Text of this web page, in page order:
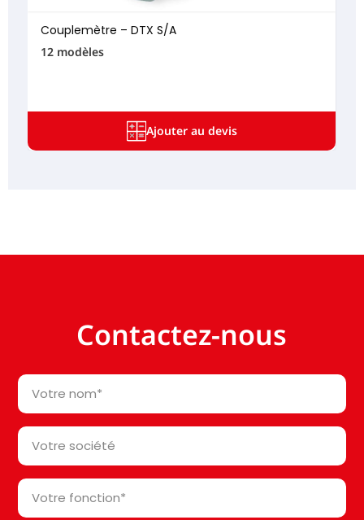
Couplemètre – DTX S/A
12 modèles
Ajouter au devis
Contactez-nous
Votre
nom
Votre
société*
Votre
fonction